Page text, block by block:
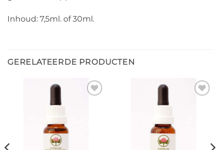
Inhoud: 7,5ml. of 30ml.
GERELATEERDE PRODUCTEN